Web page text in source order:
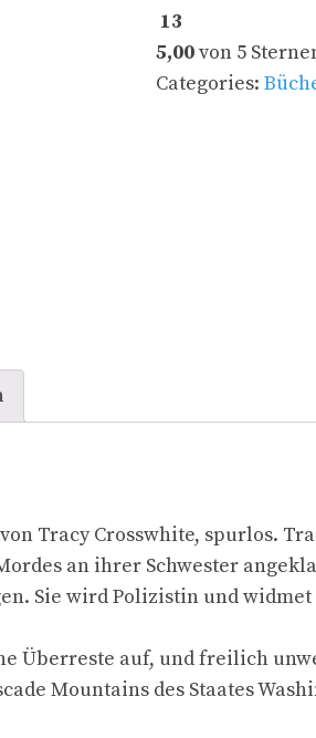
13
5,00von 5
Categories:
Tracy Crosswhite, spurlos.
an ihrer Schwester
Sie wird Polizistin und
Überreste auf, und freilich
Mountains des Staates